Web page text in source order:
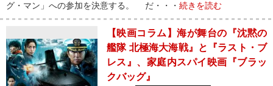
グ・マン」への参加を決意する。 だ・・・ 続きを読む
【映画コラム】海が舞台の『沈黙の
艦隊 北極海大海戦』と『ラスト・ブ
レス』、家庭内スパイ映画『ブラッ
クバッグ』